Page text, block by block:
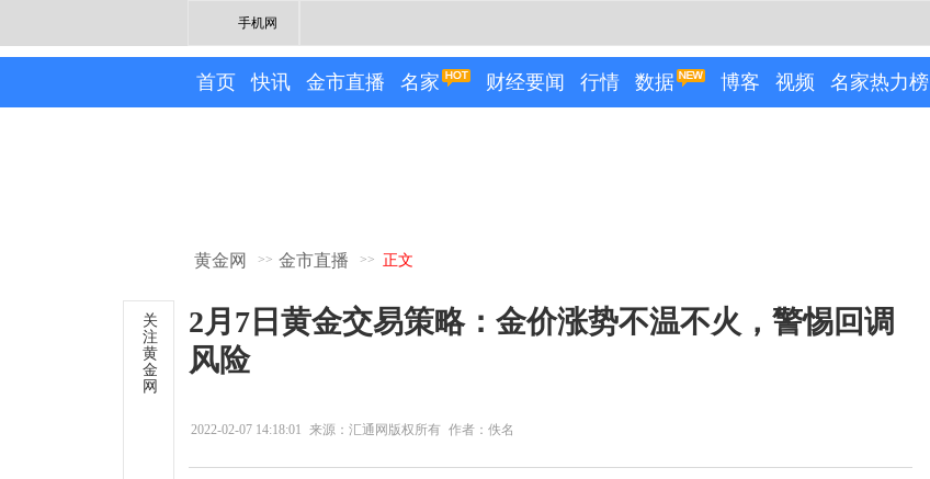
手机网
首页 快讯 金市直播 名家 财经要闻 行情 数据 博客 视频 名家热力榜
黄金网 >> 金市直播 >> 正文
2月7日黄金交易策略：金价涨势不温不火，警惕回调
风险
2022-02-07 14:18:01 来源：汇通网版权所有 作者：佚名
关
注
黄
金
网